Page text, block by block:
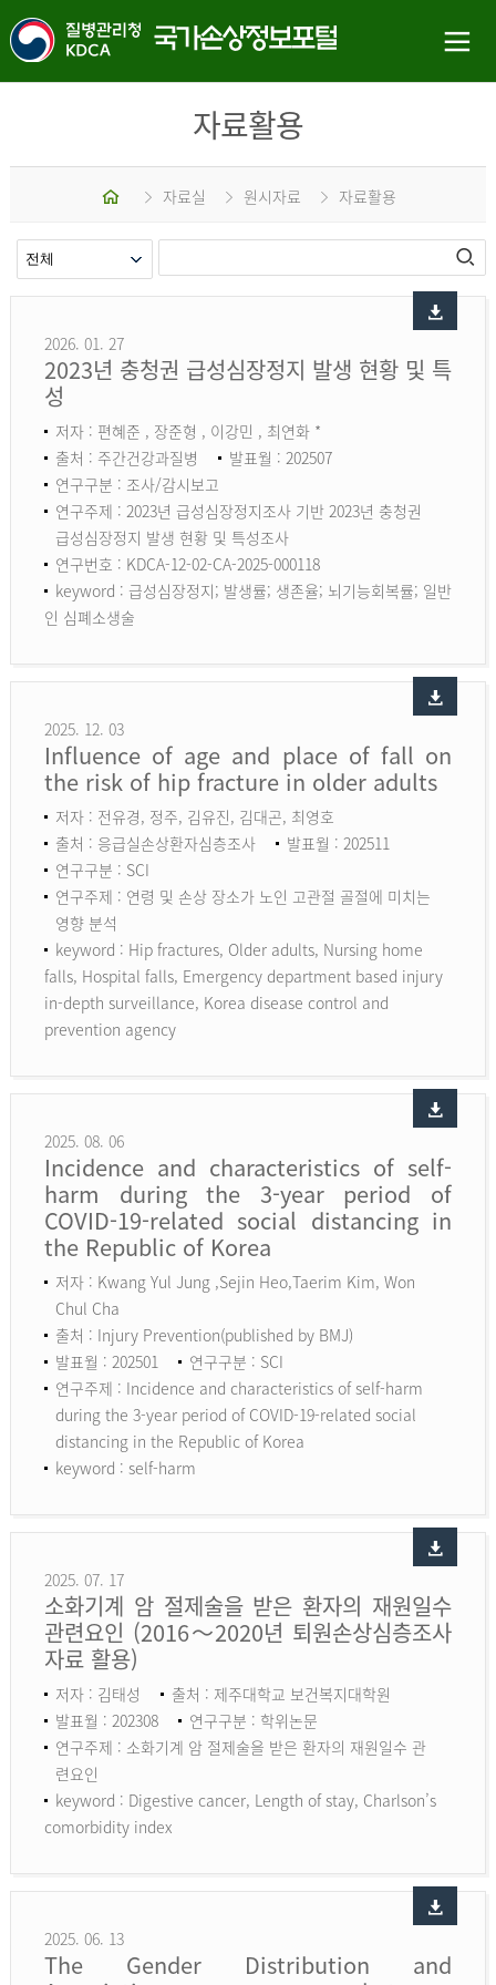
자료활용
홈 자료실 원시자료 자료활용
2026. 01. 27
2023년 충청권 급성심장정지 발생 현황 및 특
성
저자 : 편혜준 , 장준형 , 이강민 , 최연화 *
출처 : 주간건강과질병
발표월 : 202507
연구구분 : 조사/감시보고
연구주제 : 2023년 급성심장정지조사 기반 2023년 충청권
급성심장정지 발생 현황 및 특성조사
연구번호 : KDCA-12-02-CA-2025-000118
keyword : 급성심장정지; 발생률; 생존율; 뇌기능회복률; 일반
인 심폐소생술
2025. 12. 03
Influence of age and place of fall on
the risk of hip fracture in older adults
저자 : 전유경, 정주, 김유진, 김대곤, 최영호
출처 : 응급실손상환자심층조사
발표월 : 202511
연구구분 : SCI
연구주제 : 연령 및 손상 장소가 노인 고관절 골절에 미치는
영향 분석
keyword : Hip fractures, Older adults, Nursing home
falls, Hospital falls, Emergency department based injury
in-depth surveillance, Korea disease control and
prevention agency
2025. 08. 06
Incidence and characteristics of self-
harm during the 3-year period of
COVID-19-related social distancing in
the Republic of Korea
저자 : Kwang Yul Jung ,Sejin Heo,Taerim Kim, Won
Chul Cha
출처 : Injury Prevention(published by BMJ)
발표월 : 202501
연구구분 : SCI
연구주제 : Incidence and characteristics of self-harm
during the 3-year period of COVID-19-related social
distancing in the Republic of Korea
keyword : self-harm
2025. 07. 17
소화기계 암 절제술을 받은 환자의 재원일수
관련요인 (2016～2020년 퇴원손상심층조사
자료 활용)
저자 : 김태성
출처 : 제주대학교 보건복지대학원
발표월 : 202308
연구구분 : 학위논문
연구주제 : 소화기계 암 절제술을 받은 환자의 재원일수 관
련요인
keyword : Digestive cancer, Length of stay, Charlson’s
comorbidity index
2025. 06. 13
The Gender Distribution and